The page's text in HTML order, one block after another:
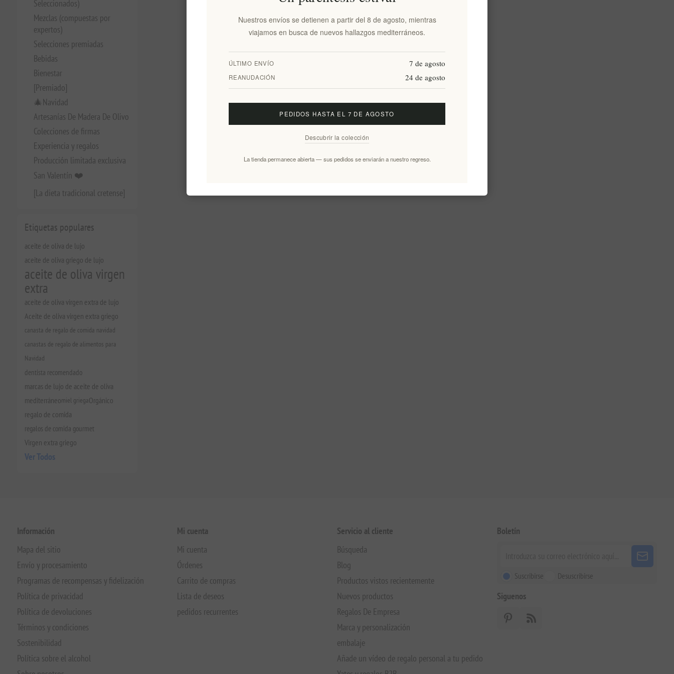
Seleccionados)
Mezclas (compuestas por
expertos)
Selecciones premiadas
Bebidas
Bienestar
[Premiado]
🎄Navidad
Artesanías De Madera De Olivo
Colecciones de firmas
Experiencia y regalos
Producción limitada exclusiva
San Valentín ❤️
[La dieta tradicional cretense]
Etiquetas populares
aceite de oliva de lujo
aceite de oliva griego de lujo
aceite de oliva virgen
extra
aceite de oliva virgen extra de lujo
Aceite de oliva virgen extra griego
canasta de regalo de comida navidad
canastas de regalo de alimentos para
Navidad
dentista recomendado
marcas de lujo de aceite de oliva
mediterráneomiel griegaOrgánico
regalo de comida
regalos de comida gourmet
Virgen extra griego
Ver Todos
Información
Mapa del sitio
Envío y procesamiento
Programas de recompensas y fidelización
Política de privacidad
Política de devoluciones
Términos y condiciones
Sostenibilidad
Política sobre el alcohol
Mi cuenta
Mi cuenta
Órdenes
Carrito de compras
Lista de deseos
pedidos recurrentes
Servicio al cliente
Búsqueda
Blog
Productos vistos recientemente
Nuevos productos
Regalos De Empresa
Marca y personalización
embalaje
Añade un vídeo de regalo personal a tu pedido
Boletín
Suscribirse Desuscribirse
Siguenos
Nuestros envíos se detienen a partir del 8 de agosto, mientras
viajamos en busca de nuevos hallazgos mediterráneos.
ÚLTIMO ENVÍO 7 de agosto
REANUDACIÓN 24 de agosto
PEDIDOS HASTA EL 7 DE AGOSTO
Descubrir la colección
La tienda permanece abierta — sus pedidos se enviarán a nuestro regreso.